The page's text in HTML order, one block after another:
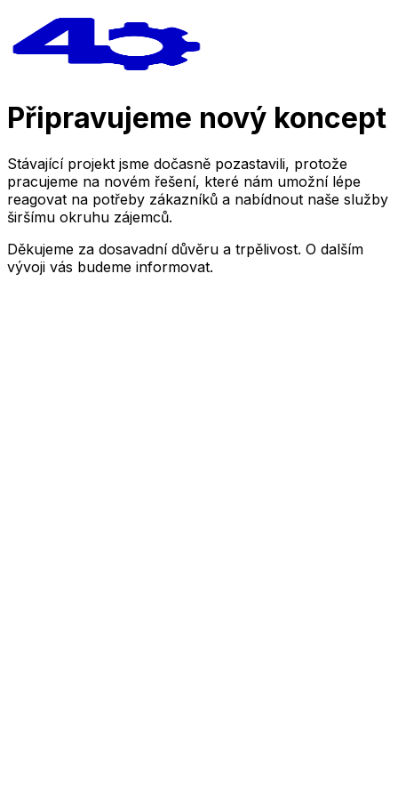
Připravujeme nový koncept
Stávající projekt jsme dočasně pozastavili, protože
pracujeme na novém řešení, které nám umožní lépe
reagovat na potřeby zákazníků a nabídnout naše služby
širšímu okruhu zájemců.
Děkujeme za dosavadní důvěru a trpělivost. O dalším
vývoji vás budeme informovat.